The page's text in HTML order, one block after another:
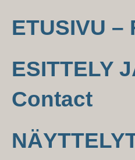
ETUSIVU –
ESITTELY
Contact